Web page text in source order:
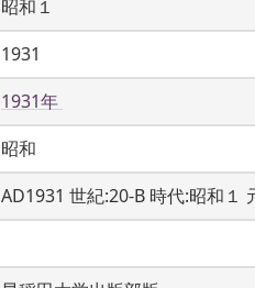
昭和１
1931
1931年
昭和
AD1931 世紀:20-B 時代:昭和１